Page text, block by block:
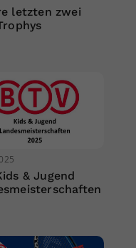
letzten zwei
& Jugend